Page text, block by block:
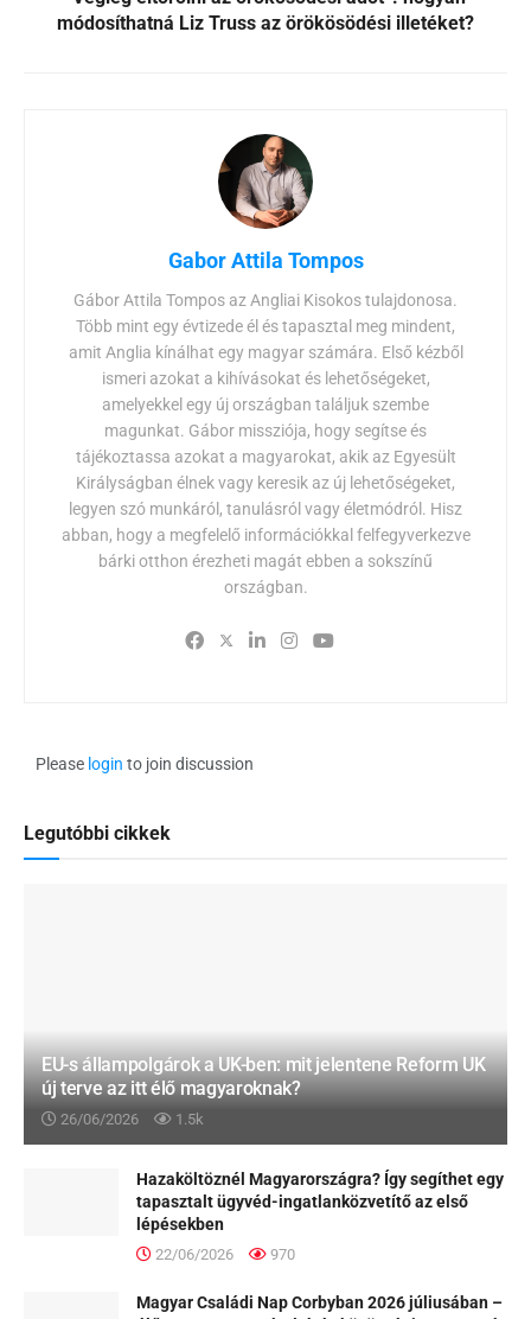
módosíthatná Liz Truss az örökösödési illetéket?
Gabor Attila Tompos
Gábor Attila Tompos az Angliai Kisokos tulajdonosa.
Több mint egy évtizede él és tapasztal meg mindent,
amit Anglia kínálhat egy magyar számára. Első kézből
ismeri azokat a kihívásokat és lehetőségeket,
amelyekkel egy új országban találjuk szembe
magunkat. Gábor missziója, hogy segítse és
tájékoztassa azokat a magyarokat, akik az Egyesült
Királyságban élnek vagy keresik az új lehetőségeket,
legyen szó munkáról, tanulásról vagy életmódról. Hisz
abban, hogy a megfelelő információkkal felfegyverkezve
bárki otthon érezheti magát ebben a sokszínű
országban.
Please login to join discussion
Legutóbbi cikkek
EU-s állampolgárok a UK-ben: mit jelentene Reform UK
új terve az itt élő magyaroknak?
26/06/2026 1.5k
Hazaköltöznél Magyarországra? Így segíthet egy
tapasztalt ügyvéd-ingatlanközvetítő az első
lépésekben
22/06/2026 970
Magyar Családi Nap Corbyban 2026 júliusában –